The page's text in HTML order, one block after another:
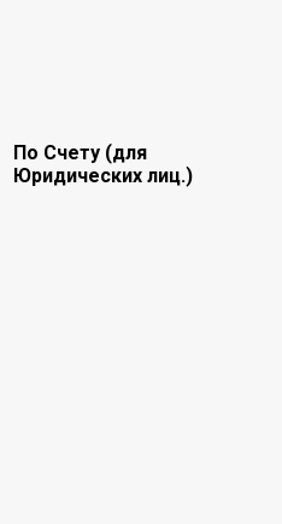
По Счету (для
Юридических лиц.)